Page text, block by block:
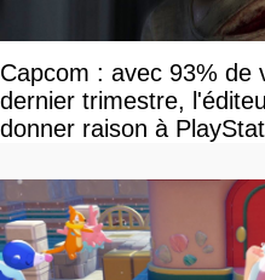
Capcom : avec 93% de
dernier trimestre,
donner raison à